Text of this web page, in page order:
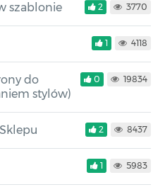
szablonie 2 3770
1 4118
do
stylów)
0 19834
2 8437
1 5983